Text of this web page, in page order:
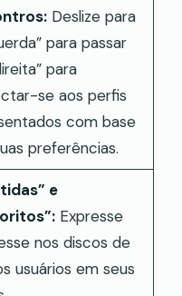
Deslize para
para passar
para
se aos perfis
com base
preferências.
e
Expresse
nos discos de
usuários em seus